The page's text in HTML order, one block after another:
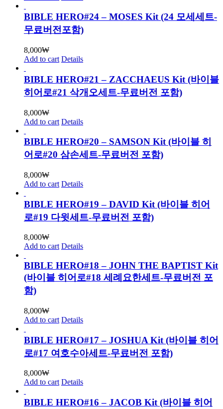
BIBLE HERO#24 – MOSES Kit (24 모세세트-
무료버전포함)
8,000₩
Add to cart Details
BIBLE HERO#21 – ZACCHAEUS Kit (바이블
히어로#21 삭개오세트-무료버전 포함)
8,000₩
Add to cart Details
BIBLE HERO#20 – SAMSON Kit (바이블 히
어로#20 삼손세트-무료버전 포함)
8,000₩
Add to cart Details
BIBLE HERO#19 – DAVID Kit (바이블 히어
로#19 다윗세트-무료버전 포함)
8,000₩
Add to cart Details
BIBLE HERO#18 – JOHN THE BAPTIST Kit
(바이블 히어로#18 세례요한세트-무료버전 포
함)
8,000₩
Add to cart Details
BIBLE HERO#17 – JOSHUA Kit (바이블 히어
로#17 여호수아세트-무료버전 포함)
8,000₩
Add to cart Details
BIBLE HERO#16 – JACOB Kit (바이블 히어